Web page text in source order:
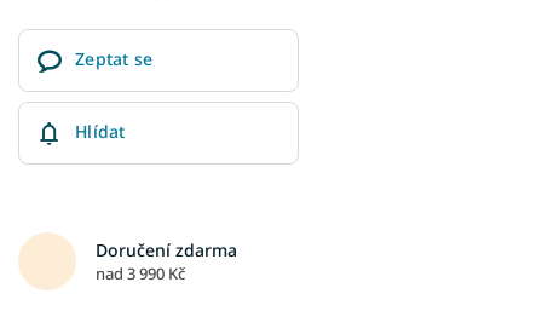
Zeptat se
Hlídat
Doručení zdarma
nad 3 990 Kč